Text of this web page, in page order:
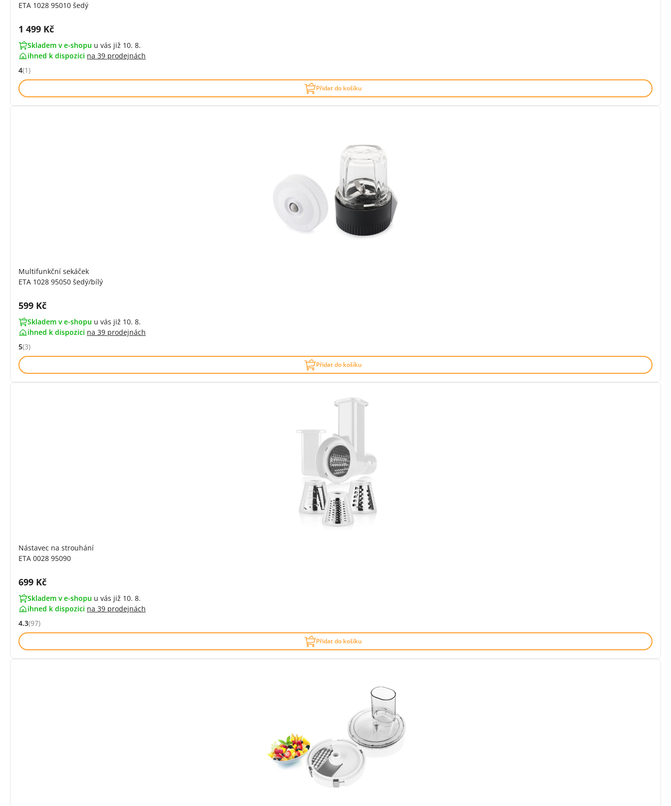
ETA 1028 95010 šedý
Cena s DPH:
1 499 Kč
Skladem v e-shopu u vás již 10. 8.
ihned k dispozici na 39 prodejnách
Hodnocení: 4 z 5 (1 recenzí)
4(1)
Přidat do košíku
Multifunkční sekáček
ETA 1028 95050 šedý/bílý
Cena s DPH:
599 Kč
Skladem v e-shopu u vás již 10. 8.
ihned k dispozici na 39 prodejnách
Hodnocení: 5 z 5 (3 recenzí)
5(3)
Přidat do košíku
Nástavec na strouhání
ETA 0028 95090
Cena s DPH:
699 Kč
Skladem v e-shopu u vás již 10. 8.
ihned k dispozici na 39 prodejnách
Hodnocení: 4.3 z 5 (97 recenzí)
4.3(97)
Přidat do košíku